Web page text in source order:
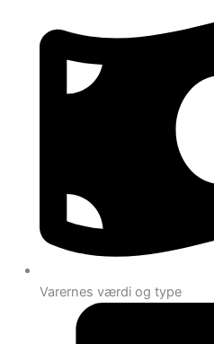
Varernes værdi og type